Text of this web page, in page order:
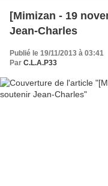
[Mimizan - 19
Jean-Charles
Publié le 19/11/2013 à 03:41
Par C.L.A.P33